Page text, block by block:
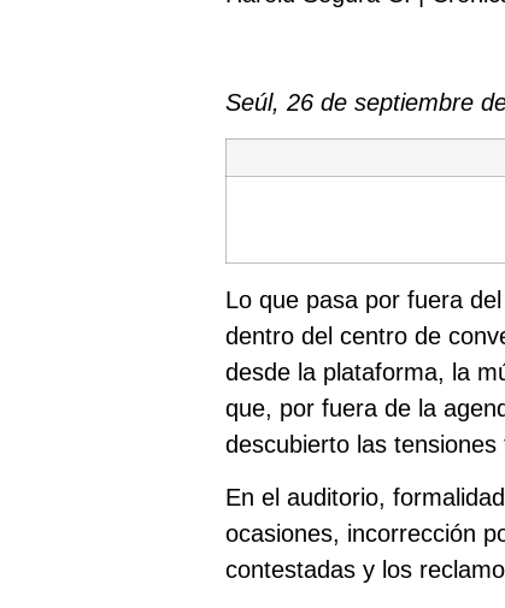
Seúl, 26 de septiembre
Lo que pasa por fuera
dentro del centro de
desde la plataforma, la
que, por fuera de la
descubierto las
En el auditorio,
ocasiones, incorrección
contestadas y los